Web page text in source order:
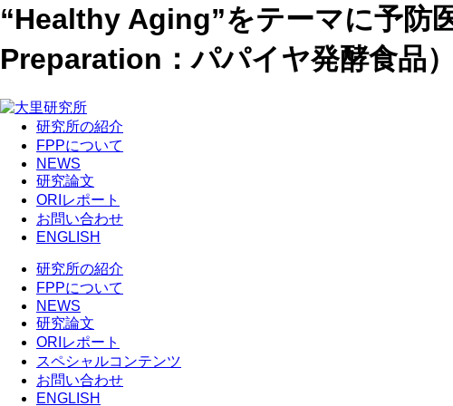
“Healthy Aging”をテーマに予防
Preparation：パパイヤ発酵食品
研究所の紹介
FPPについて
NEWS
研究論文
ORIレポート
お問い合わせ
ENGLISH
研究所の紹介
FPPについて
NEWS
研究論文
ORIレポート
スペシャルコンテンツ
お問い合わせ
ENGLISH